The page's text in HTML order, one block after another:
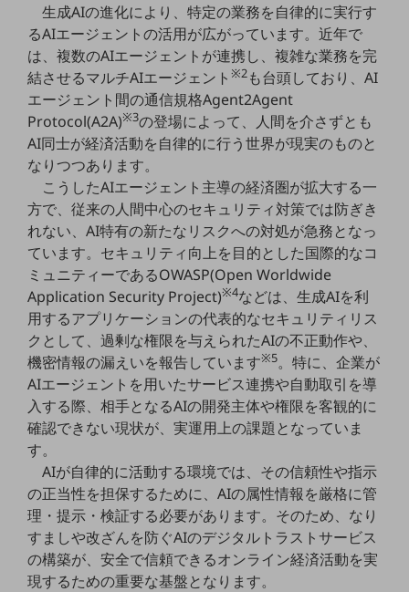
データ利活用
運用管理
業務支援・マーケティング
災害対策・BCP
課題・ニーズで探す
課題・ニーズで探すTOP
コミュニケーション・情報共有
マーケティング
業務効率化
災害対策
職場環境整備
地域共創・地方創生
セキュリティ対策
遠隔監視
顧客体験（CX）改善
自動化・省電化
生成AIの進化により、特定の業務を自律的に実行す
るAIエージェントの活用が広がっています。近年で
は、複数のAIエージェントが連携し、複雑な業務を完
結させるマルチAIエージェント※2も台頭しており、AI
エージェント間の通信規格Agent2Agent
Protocol(A2A)※3の登場によって、人間を介さずとも
AI同士が経済活動を自律的に行う世界が現実のものと
なりつつあります。
こうしたAIエージェント主導の経済圏が拡大する一
方で、従来の人間中心のセキュリティ対策では防ぎき
れない、AI特有の新たなリスクへの対処が急務となっ
ています。セキュリティ向上を目的とした国際的なコ
ミュニティーであるOWASP(Open Worldwide
Application Security Project)※4などは、生成AIを利
用するアプリケーションの代表的なセキュリティリス
クとして、過剰な権限を与えられたAIの不正動作や、
機密情報の漏えいを報告しています※5。特に、企業が
AIエージェントを用いたサービス連携や自動取引を導
入する際、相手となるAIの開発主体や権限を客観的に
確認できない現状が、実運用上の課題となっていま
す。
AIが自律的に活動する環境では、その信頼性や指示
の正当性を担保するために、AIの属性情報を厳格に管
理・提示・検証する必要があります。そのため、なり
すましや改ざんを防ぐAIのデジタルトラストサービス
の構築が、安全で信頼できるオンライン経済活動を実
現するための重要な基盤となります。